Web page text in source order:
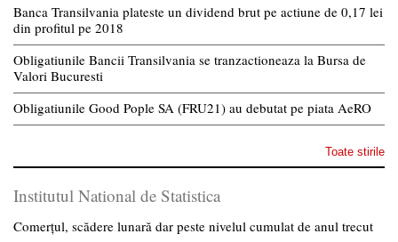
Banca Transilvania plateste un dividend brut pe actiune de 0,17 lei
din profitul pe 2018
Obligatiunile Bancii Transilvania se tranzactioneaza la Bursa de
Valori Bucuresti
Obligatiunile Good Pople SA (FRU21) au debutat pe piata AeRO
Toate stirile
Institutul National de Statistica
Comerțul, scădere lunară dar peste nivelul cumulat de anul trecut